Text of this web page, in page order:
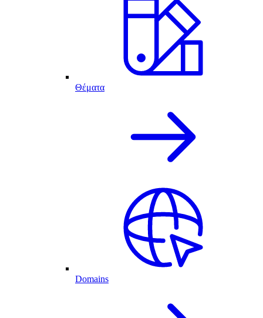
Θέματα
Domains